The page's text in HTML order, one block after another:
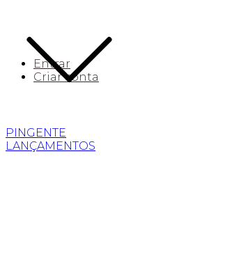
PINGENTE
LANÇAMENTOS
Entrar
Criar conta